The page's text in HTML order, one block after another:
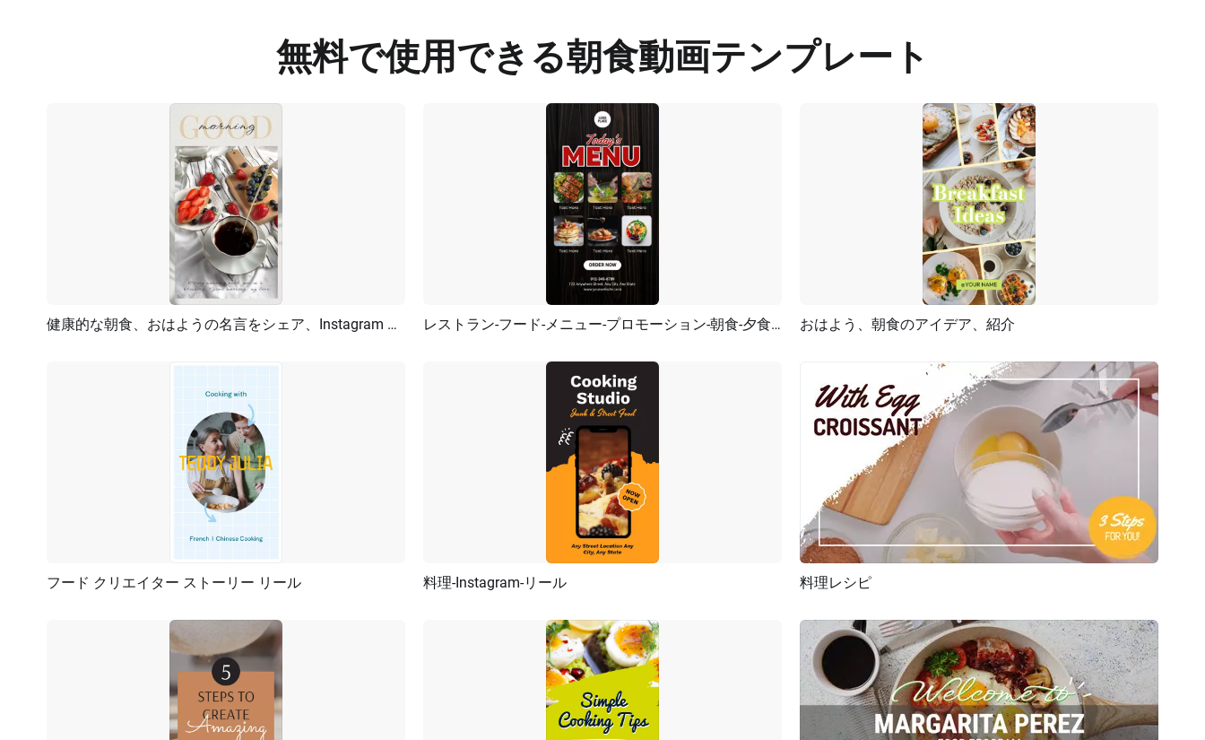
無料で使用できる朝食動画テンプレート
プレビュー AI再生成 健康的な朝食、おはようの名言をシェア、Instagram ストーリー プレビュー AI再生成 レストラン-フード-メニュー-プロモーション-朝食-夕食-ランチ-インスタグラム-リール プレビュー AI再生成
おはよう、朝食のアイデア、紹介
プレビュー AI再生成
フード クリエイター ストーリー リール プレビュー
料理-Instagram-リール 料理レシピ